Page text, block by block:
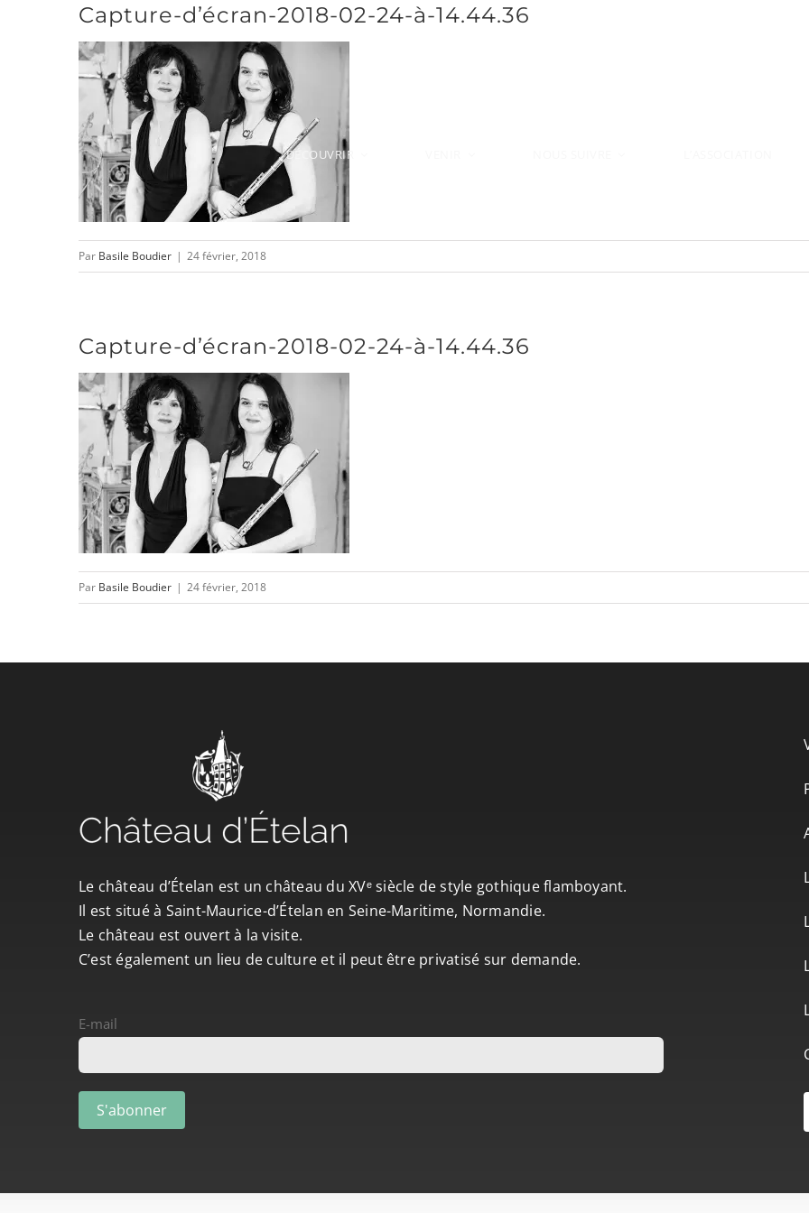
DÉCOUVRIR
Capture-d’écran-2018-02-24-à-14.44.36
Par Basile Boudier | 24 février, 2018
Capture-d’écran-2018-02-24-à-14.44.36
Par Basile Boudier | 24 février, 2018
Le château d’Ételan est un château du XVᵉ siècle de style gothique flamboyant.
Il est situé à Saint-Maurice-d’Ételan en Seine-Maritime, Normandie.
Le château est ouvert à la visite.
C’est également un lieu de culture et il peut être privatisé sur demande.
E-mail